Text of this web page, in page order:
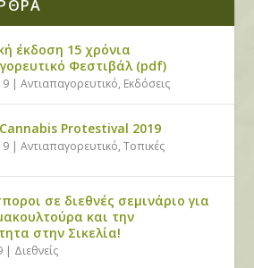
έκδοση 15 χρόνια
Φεστιβάλ (pdf)
|Αντιαπαγορευτικό, Εκδόσεις
Protestival 2019
|Αντιαπαγορευτικό,Τοπικές
σε διεθνές σεμινάριο για
και την
στην Σικελία!
| Διεθνείς